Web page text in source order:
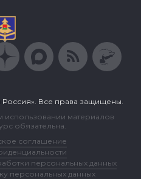
Россия». Все права защищены.
материалов
обязательна.
соглашение
персональных данных
персональных данных